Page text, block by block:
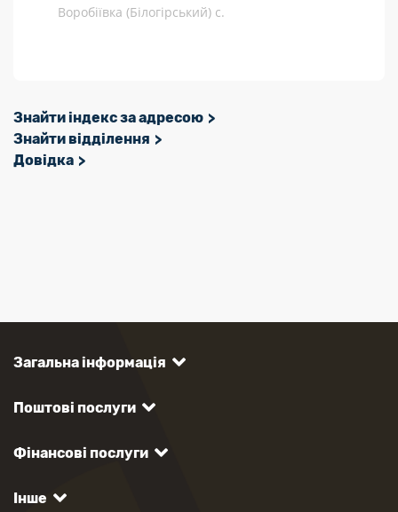
Воробіївка (Білогірський) с.
Знайти індекс за адресою
Знайти відділення
Довідка
Загальна інформація
Поштові послуги
Фінансові послуги
Інше